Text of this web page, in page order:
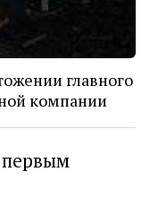
главного
компании